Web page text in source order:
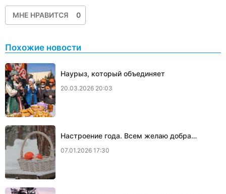
МНЕ НРАВИТСЯ 0
Похожие новости
Наурыз, который объединяет
20.03.2026 20:03
Настроение года. Всем желаю добра…
07.01.2026 17:30